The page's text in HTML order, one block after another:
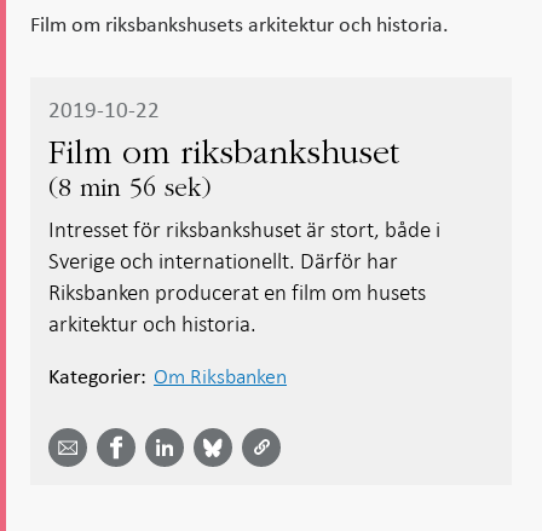
Film om riksbankshusets arkitektur och historia.
2019-10-22
Film om riksbankshuset
8 min 56 sek
Intresset för riksbankshuset är stort, både i
Sverige och internationellt. Därför har
Riksbanken producerat en film om husets
arkitektur och historia.
Kategorier: Om Riksbanken
email -
Dela på
FacebookLinkedIn
-
på
Bluesky
på
Twitter